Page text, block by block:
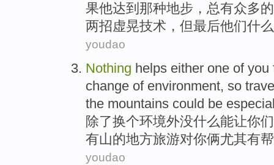
果他达到那种地步， 总有众多的
两招虚晃技术， 但最后他们什
youdao
Nothing helps either one of you
change of environment, so
the mountains could be
除了换个环境外没什么能让你们
有山的地方旅游对你俩尤其有
youdao